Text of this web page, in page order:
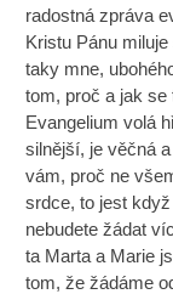
radostná zpráva
Kristu Pánu
taky mne,
tom, proč a jak se
Evangelium volá
silnější, je věčná
vám, proč ne
srdce, to jest
nebudete žádat
ta Marta a Marie
tom, že žádáme